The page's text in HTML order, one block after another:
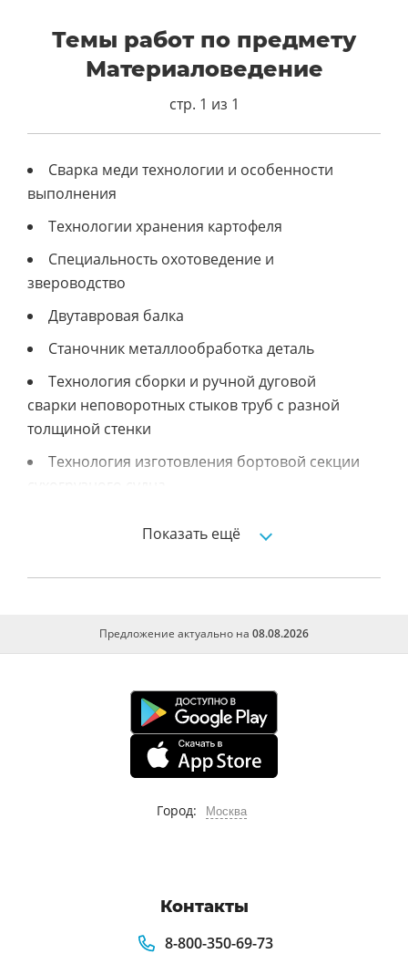
Темы работ по предмету
Материаловедение
стр. 1 из 1
Сварка меди технологии и особенности
выполнения
Технологии хранения картофеля
Специальность охотоведение и
звероводство
Двутавровая балка
Станочник металлообработка деталь
Технология сборки и ручной дуговой
сварки неповоротных стыков труб с разной
толщиной стенки
Технология изготовления бортовой секции
конструирование женского демесезонного
Показать ещё
Предложение актуально на 08.08.2026
Город: Москва
Контакты
8-800-350-69-73